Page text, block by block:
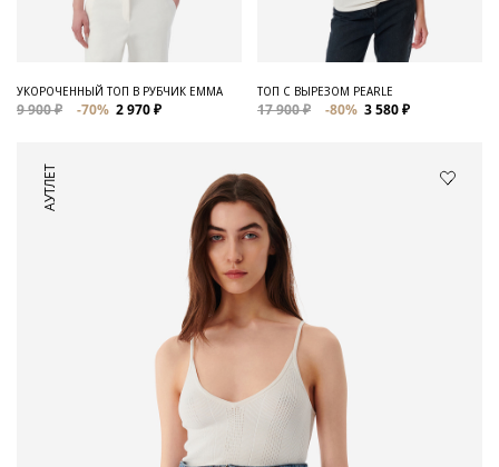
УКОРОЧЕННЫЙ ТОП В РУБЧИК EMMA
9 900 ₽ -70% 2 970 ₽
ТОП С ВЫРЕЗОМ PEARLE
17 900 ₽ -80% 3 580 ₽
АУТЛЕТ